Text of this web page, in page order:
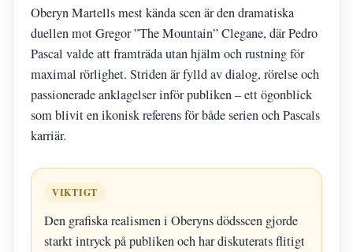
Oberyn Martells mest kända scen är den dramatiska
duellen mot Gregor ”The Mountain” Clegane, där Pedro
Pascal valde att framträda utan hjälm och rustning för
maximal rörlighet. Striden är fylld av dialog, rörelse och
passionerade anklagelser inför publiken – ett ögonblick
som blivit en ikonisk referens för både serien och Pascals
karriär.
VIKTIGT
Den grafiska realismen i Oberyns dödsscen gjorde
starkt intryck på publiken och har diskuterats flitigt